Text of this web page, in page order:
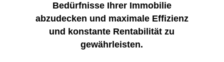
Bedürfnisse Ihrer Immobilie
abzudecken und maximale Effizienz
und konstante Rentabilität zu
gewährleisten.